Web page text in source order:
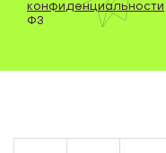
конфиденциальности
ФЗ